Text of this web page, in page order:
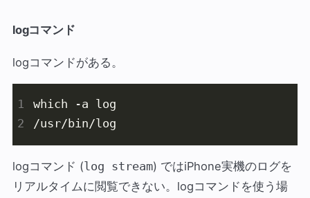
logコマンド
logコマンドがある。
logコマンド (log stream) ではiPhone実機のログを
リアルタイムに閲覧できない。logコマンドを使う場